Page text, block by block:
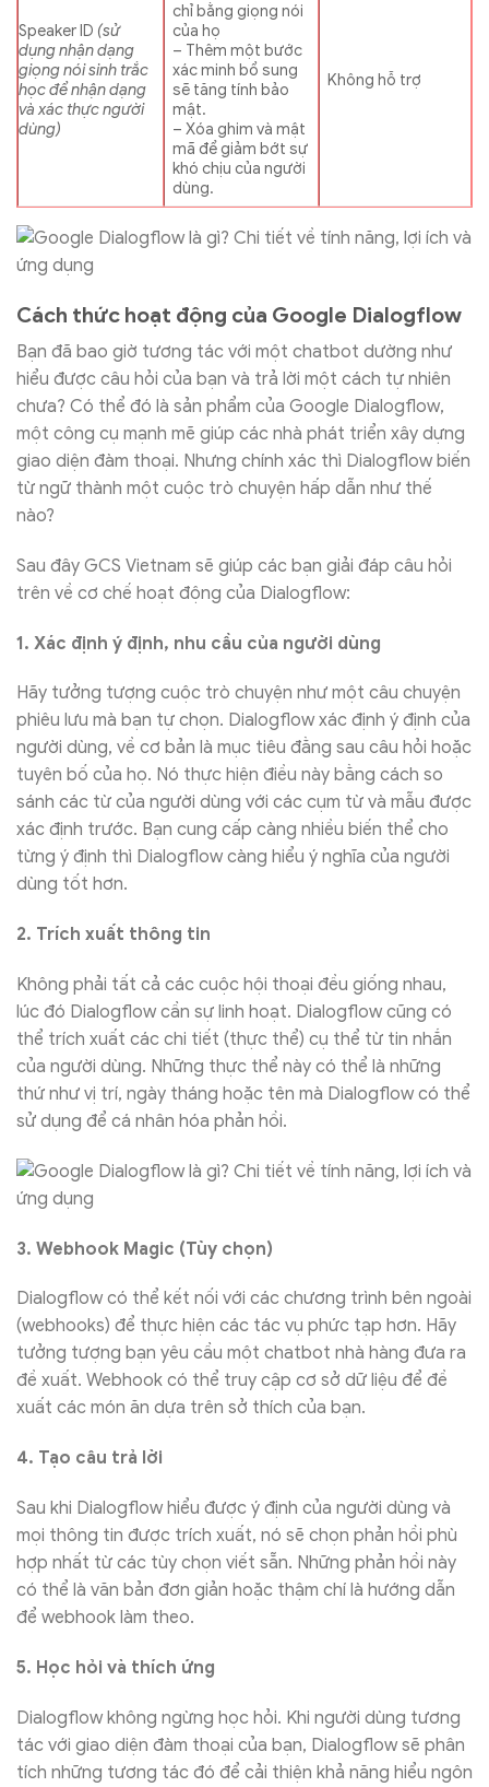
Speaker ID (sử
dụng nhận dạng
giọng nói sinh trắc
học để nhận dạng
và xác thực người
dùng)
chỉ bằng giọng nói
của họ
– Thêm một bước
xác minh bổ sung
sẽ tăng tính bảo
mật.
– Xóa ghim và mật
mã để giảm bớt sự
khó chịu của người
dùng.
Không hỗ trợ
Cách thức hoạt động của Google Dialogflow
Bạn đã bao giờ tương tác với một chatbot dường như
hiểu được câu hỏi của bạn và trả lời một cách tự nhiên
chưa? Có thể đó là sản phẩm của Google Dialogflow,
một công cụ mạnh mẽ giúp các nhà phát triển xây dựng
giao diện đàm thoại. Nhưng chính xác thì Dialogflow biến
từ ngữ thành một cuộc trò chuyện hấp dẫn như thế
nào?
Sau đây GCS Vietnam sẽ giúp các bạn giải đáp câu hỏi
trên về cơ chế hoạt động của Dialogflow:
1. Xác định ý định, nhu cầu của người dùng
Hãy tưởng tượng cuộc trò chuyện như một câu chuyện
phiêu lưu mà bạn tự chọn. Dialogflow xác định ý định của
người dùng, về cơ bản là mục tiêu đằng sau câu hỏi hoặc
tuyên bố của họ. Nó thực hiện điều này bằng cách so
sánh các từ của người dùng với các cụm từ và mẫu được
xác định trước. Bạn cung cấp càng nhiều biến thể cho
từng ý định thì Dialogflow càng hiểu ý nghĩa của người
dùng tốt hơn.
2. Trích xuất thông tin
Không phải tất cả các cuộc hội thoại đều giống nhau,
lúc đó Dialogflow cần sự linh hoạt. Dialogflow cũng có
thể trích xuất các chi tiết (thực thể) cụ thể từ tin nhắn
của người dùng. Những thực thể này có thể là những
thứ như vị trí, ngày tháng hoặc tên mà Dialogflow có thể
sử dụng để cá nhân hóa phản hồi.
3. Webhook Magic (Tùy chọn)
Dialogflow có thể kết nối với các chương trình bên ngoài
(webhooks) để thực hiện các tác vụ phức tạp hơn. Hãy
tưởng tượng bạn yêu cầu một chatbot nhà hàng đưa ra
đề xuất. Webhook có thể truy cập cơ sở dữ liệu để đề
xuất các món ăn dựa trên sở thích của bạn.
4. Tạo câu trả lời
Sau khi Dialogflow hiểu được ý định của người dùng và
mọi thông tin được trích xuất, nó sẽ chọn phản hồi phù
hợp nhất từ ​​các tùy chọn viết sẵn. Những phản hồi này
có thể là văn bản đơn giản hoặc thậm chí là hướng dẫn
để webhook làm theo.
5. Học hỏi và thích ứng
Dialogflow không ngừng học hỏi. Khi người dùng tương
tác với giao diện đàm thoại của bạn, Dialogflow sẽ phân
tích những tương tác đó để cải thiện khả năng hiểu ngôn